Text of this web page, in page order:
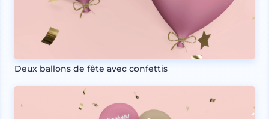
Deux ballons de fête avec confettis